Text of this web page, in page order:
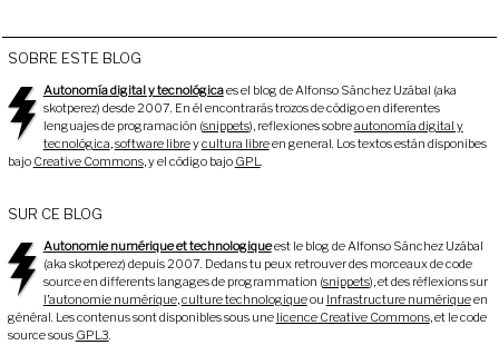
SOBRE ESTE BLOG
Autonomía digital y tecnológicaes el blog de Alfonso Sánchez Uzábal (aka
skotperez) desde 2007. En él encontrarás trozos de código en diferentes
lenguajes de programación (snippets), reflexiones sobreautonomía digital y
tecnológica,software libreycultura libreen general. Los textos están disponibes
bajo Creative Commons, y el código bajo GPL.
SUR CE BLOG
Autonomie numérique et technologiqueest le blog de Alfonso Sánchez Uzábal
(aka skotperez) depuis 2007. Dedans tu peux retrouver des morceaux de code
source en differents langages de programmation (snippets), et des réflexions sur
l’autonomie numérique,culture technologiqueou Infrastructure numériqueen
général. Les contenus sont disponibles sous une licence Creative Commons, et le code
source sous GPL3.